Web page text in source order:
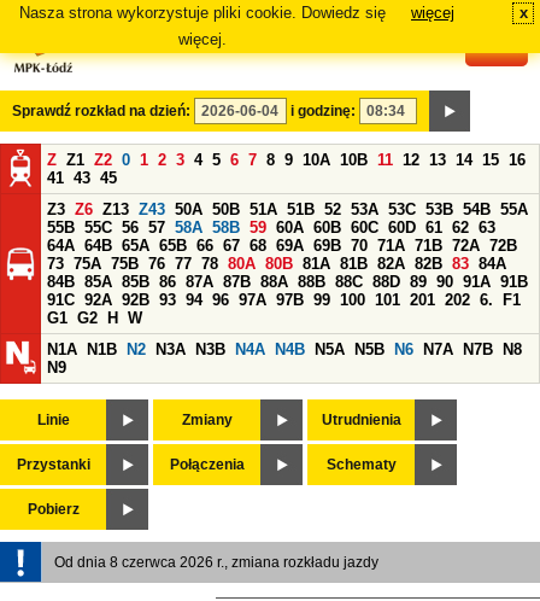
Nasza strona wykorzystuje pliki cookie. Dowiedz się
więcej.
więcej x
Sprawdź rozkład na dzień: i godzinę:
Z Z1 Z2 0 1 2 3 4 5 6 7 8 9 10A 10B 11 12 13 14 15 16
41 43 45
Z3 Z6 Z13 Z43 50A 50B 51A 51B 52 53A 53C 53B 54B 55A
55B 55C 56 57 58A 58B 59 60A 60B 60C 60D 61 62 63
64A 64B 65A 65B 66 67 68 69A 69B 70 71A 71B 72A 72B
73 75A 75B 76 77 78 80A 80B 81A 81B 82A 82B 83 84A
84B 85A 85B 86 87A 87B 88A 88B 88C 88D 89 90 91A 91B
91C 92A 92B 93 94 96 97A 97B 99 100 101 201 202 6.
F1
G1 G2 H
W
N1A
N1B N2 N3A N3B N4A N4B N5A N5B N6 N7A N7B
N8
N9
Linie Zmiany Utrudnienia
Przystanki Połączenia Schematy
Pobierz
Od dnia 8 czerwca 2026 r., zmiana rozkładu jazdy